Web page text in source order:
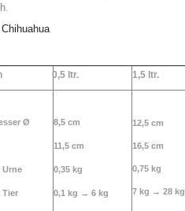
Chihuahua
0,5 ltr. 1,5 ltr.
Ø
Urne
Tier
8,5 cm
11,5 cm
0,35 kg
0,1 kg → 6 kg
12,5 cm
16,5 cm
0,75 kg
7 kg → 28 kg